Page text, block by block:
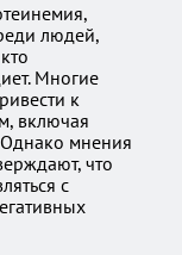
людей,
Многие
к
включая
мнения
что
с